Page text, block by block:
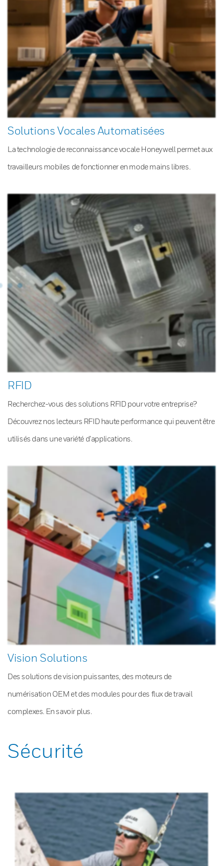
Solutions Vocales Automatisées
La technologie de reconnaissance vocale Honeywell permet aux
travailleurs mobiles de fonctionner en mode mains libres.
RFID
Recherchez-vous des solutions RFID pour votre entreprise?
Découvrez nos lecteurs RFID haute performance qui peuvent être
utilisés dans une variété d’applications.
Vision Solutions
Des solutions de vision puissantes, des moteurs de
numérisation OEM et des modules pour des flux de travail
complexes. En savoir plus.
Sécurité